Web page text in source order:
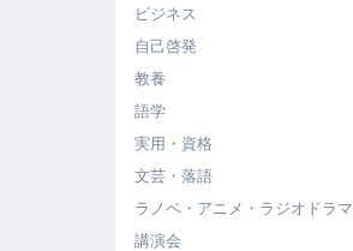
ビジネス
自己啓発
教養
語学
実用・資格
文芸・落語
ラノベ・アニメ・ラジオドラマ
講演会